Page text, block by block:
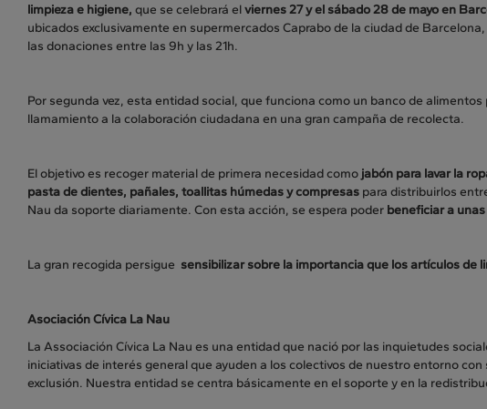
limpieza e higiene, que se celebrará elviernes 27 y el sábado 28 de mayo en
ubicados exclusivamente en supermercados Caprabo de la ciudad de
las donaciones entre las 9h y las 21h.
Por segunda vez, esta entidad social, que funciona como un banco de
llamamiento a la colaboración ciudadana en una gran campaña de recolecta.
El objetivo es recoger material de primera necesidad como jabón para lavar la
pasta de dientes, pañales, toallitas húmedas y compresas para distribuirlos
Nau da soporte diariamente. Con esta acción, se espera poder beneficiar a
La gran recogida persigue sensibilizar sobre la importancia que los artículos de
Asociación Cívica La Nau
La Associación Cívica La Nau es una entidad que nació por las inquietudes
iniciativas de interés general que ayuden a los colectivos de nuestro entorno
exclusión. Nuestra entidad se centra básicamente en el soporte y en la